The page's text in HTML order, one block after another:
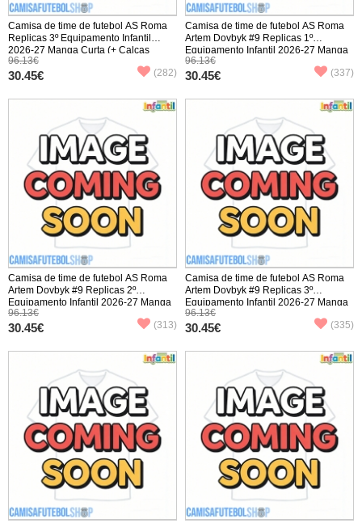
Camisa de time de futebol AS Roma
Replicas 3º Equipamento Infantil
2026-27 Manga Curta (+ Calças
curtas)
96.13€
30.45€ (282)
Camisa de time de futebol AS Roma
Artem Dovbyk #9 Replicas 1º
Equipamento Infantil 2026-27 Manga
Curta (+ Calças curtas)
96.13€
30.45€ (337)
Camisa de time de futebol AS Roma
Artem Dovbyk #9 Replicas 2º
Equipamento Infantil 2026-27 Manga
Curta (+ Calças curtas)
96.13€
30.45€ (313)
Camisa de time de futebol AS Roma
Artem Dovbyk #9 Replicas 3º
Equipamento Infantil 2026-27 Manga
Curta (+ Calças curtas)
96.13€
30.45€ (335)